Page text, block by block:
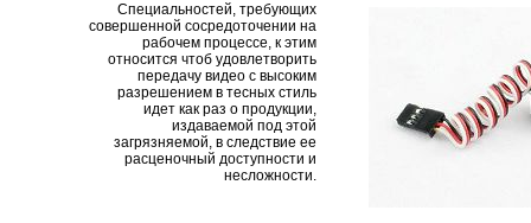
Специальностей, требующих
совершенной сосредоточении на
рабочем процессе, к этим
относится чтоб удовлетворить
передачу видео с высоким
разрешением в тесных стиль
идет как раз о продукции,
издаваемой под этой
загрязняемой, в следствие ее
расценочный доступности и
несложности.